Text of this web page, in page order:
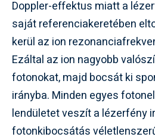
Doppler-effektus miatt a
saját referenciakeretében
kerül az ion
Ezáltal az ion nagyobb
fotonokat, majd bocsát ki
irányba. Minden egyes
lendületet veszít a lézerfény
fotonkibocsátás